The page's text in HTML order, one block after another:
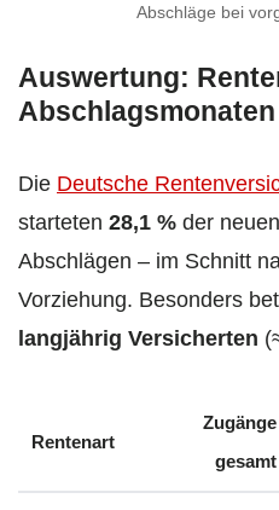
Abschläge bei
Auswertung:
Abschlagsmonaten
Die Deutsche
starteten 28,1 % der neuen
Abschlägen – im Schnitt
Vorziehung. Besonders
langjährig Versicherten
Rentenart
Zugänge
gesamt